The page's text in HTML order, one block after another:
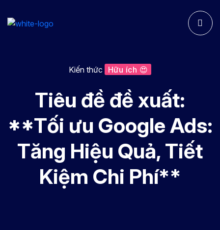
Kiến thức Hữu ích 😍
Tiêu đề đề xuất:
**Tối ưu Google Ads:
Tăng Hiệu Quả, Tiết
Kiệm Chi Phí**